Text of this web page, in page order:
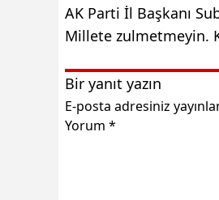
AK Parti İl Başkanı
Millete zulmetmeyin.
Bir yanıt yazın
E-posta adresiniz
Yorum *